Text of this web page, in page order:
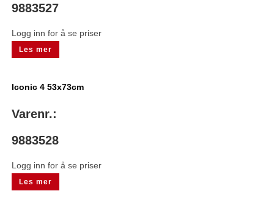
9883527
Logg inn for å se priser
Les mer
Iconic 4 53x73cm
Varenr.:
9883528
Logg inn for å se priser
Les mer